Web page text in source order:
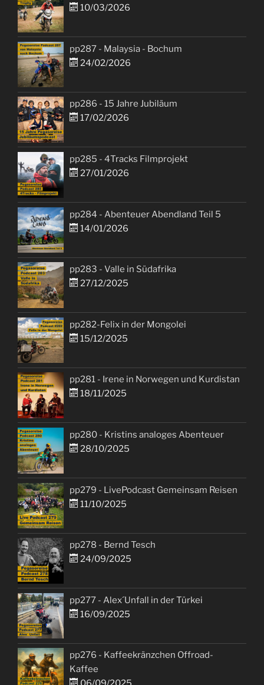
10/03/2026
pp287 - Malaysia - Bochum
24/02/2026
pp286 - 15 Jahre Jubiläum
17/02/2026
pp285 - 4Tracks Filmprojekt
27/01/2026
pp284 - Abenteuer Abendland Teil 5
14/01/2026
pp283 - Valle in Südafrika
27/12/2025
pp282-Felix in der Mongolei
15/12/2025
pp281 - Irene in Norwegen und Kurdistan
18/11/2025
pp280 - Kristins analoges Abenteuer
28/10/2025
pp279 - LivePodcast Gemeinsam Reisen
11/10/2025
pp278 - Bernd Tesch
24/09/2025
pp277 - Alex´Unfall in der Türkei
16/09/2025
pp276 - Kaffeekränzchen Offroad-
Kaffee